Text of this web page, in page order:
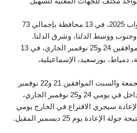
ويشارك المصريون بالداخل فى التصويت بالمرحلة الثانية من انتخابات مجلس النواب 2025، في 13 محافظة بإجمالي 73
وتجرى المرحلة الثانية لانتخابات مجلس النواب على مدار يومي الاثنين والثلاثاء الموافقين 24 و25 نوفمبر الجاري، في 13
دمياط، بورسعيد، الإسماعيلية،
وأجريت المرحلة الثانية من انتخابات مجلس النواب في الخارج علي مدار يومي الجمعة والسبت الموافقين 21 و22 نوفمبر
الجاري داخل 139 سفارة وقنصلية مصرية في 117 دولة، فيما يتم التصويت في الداخل في يومي 24 و25 نوفمبر الجاري،
إلى جولة الإعادة سيجري الاقتراع في الخارج يومي